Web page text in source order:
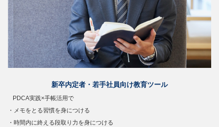
新卒内定者・若手社員向け教育ツール
PDCA実践×手帳活用で
・メモをとる習慣を身につける
・時間内に終える段取り力を身につける